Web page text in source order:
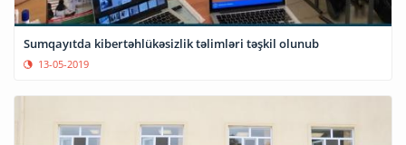
Sumqayıtda kibertəhlükəsizlik təlimləri təşkil olunub
13-05-2019